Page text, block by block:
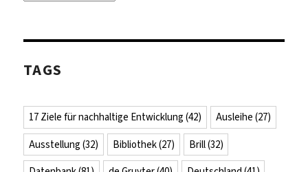
TAGS
17 Ziele für nachhaltige Entwicklung (42) Ausleihe (27)
Ausstellung (32) Bibliothek(27) Brill(32)